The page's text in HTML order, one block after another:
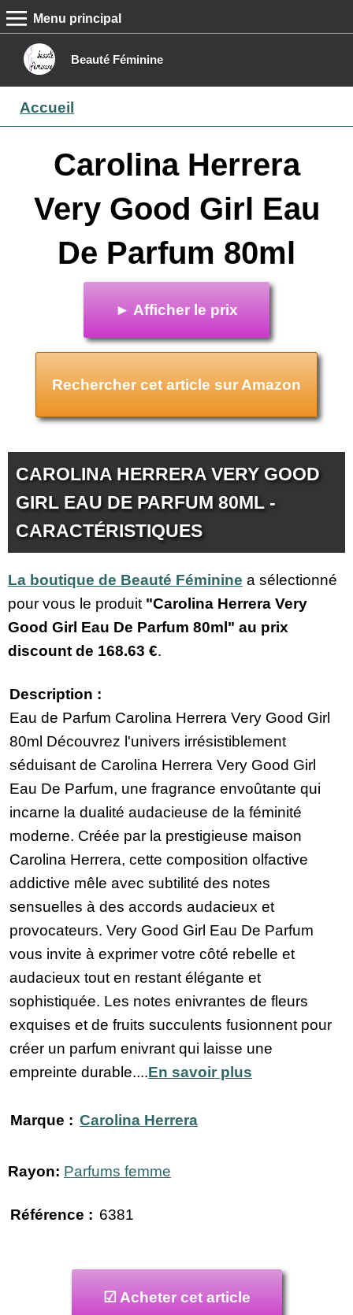
Beauté Féminine
MENU PRINCIPAL
Menu principal
Boutique
Contact
Accueil
Carolina Herrera
Very Good Girl Eau
De Parfum 80ml
► Afficher le prix
Rechercher cet article sur Amazon
CAROLINA HERRERA VERY GOOD
GIRL EAU DE PARFUM 80ML -
CARACTÉRISTIQUES
La boutique de Beauté Féminine a sélectionné
pour vous le produit "Carolina Herrera Very
Good Girl Eau De Parfum 80ml" au prix
discount de 168.63 €.
Description :
Eau de Parfum Carolina Herrera Very Good Girl
80ml Découvrez l'univers irrésistiblement
séduisant de Carolina Herrera Very Good Girl
Eau De Parfum, une fragrance envoûtante qui
incarne la dualité audacieuse de la féminité
moderne. Créée par la prestigieuse maison
Carolina Herrera, cette composition olfactive
addictive mêle avec subtilité des notes
sensuelles à des accords audacieux et
provocateurs. Very Good Girl Eau De Parfum
vous invite à exprimer votre côté rebelle et
audacieux tout en restant élégante et
sophistiquée. Les notes enivrantes de fleurs
exquises et de fruits succulents fusionnent pour
créer un parfum enivrant qui laisse une
empreinte durable....En savoir plus
Marque : Carolina Herrera
Rayon: Parfums femme
Référence : 6381
☑ Acheter cet article